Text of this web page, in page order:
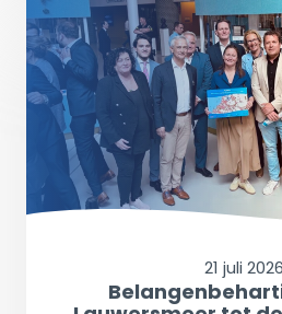
21 juli 2026